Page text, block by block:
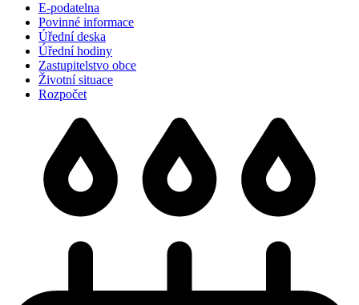
E-podatelna
Povinné informace
Úřední deska
Úřední hodiny
Zastupitelstvo obce
Životní situace
Rozpočet